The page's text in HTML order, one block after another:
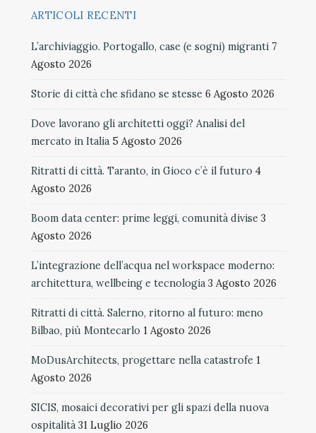
ARTICOLI RECENTI
L’archiviaggio. Portogallo, case (e sogni) migranti 7
Agosto 2026
Storie di città che sfidano se stesse 6 Agosto 2026
Dove lavorano gli architetti oggi? Analisi del
mercato in Italia 5 Agosto 2026
Ritratti di città. Taranto, in Gioco c’è il futuro 4
Agosto 2026
Boom data center: prime leggi, comunità divise 3
Agosto 2026
L’integrazione dell’acqua nel workspace moderno:
architettura, wellbeing e tecnologia 3 Agosto 2026
Ritratti di città. Salerno, ritorno al futuro: meno
Bilbao, più Montecarlo 1 Agosto 2026
MoDusArchitects, progettare nella catastrofe 1
Agosto 2026
SICIS, mosaici decorativi per gli spazi della nuova
ospitalità 31 Luglio 2026